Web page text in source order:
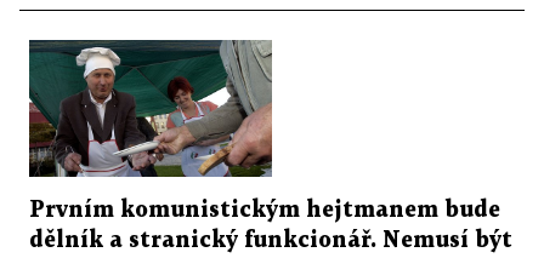
Prvním komunistickým hejtmanem bude
dělník a stranický funkcionář. Nemusí být